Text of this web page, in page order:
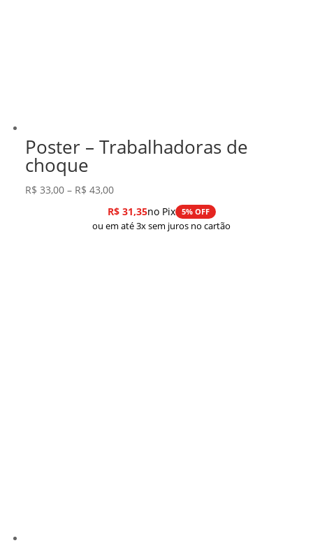
Poster – Trabalhadoras de
choque
R$ 33,00 – R$ 43,00Faixa
de
preço:
R$31,35no Pix 5% OFF
ou em até 3x sem juros no cartão